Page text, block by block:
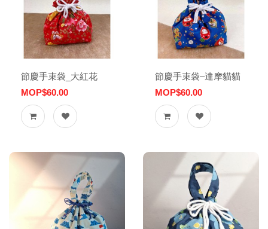
節慶手束袋_大紅花
MOP$60.00
節慶手束袋–達摩貓貓
MOP$60.00